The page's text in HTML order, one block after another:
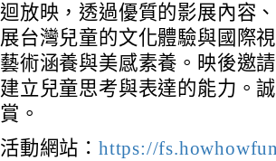
迴放映，透過優質的影展內容
展台灣兒童的文化體驗與國際
藝術涵養與美感素養。映後邀
建立兒童思考與表達的能力。
賞。
活動網站： https://